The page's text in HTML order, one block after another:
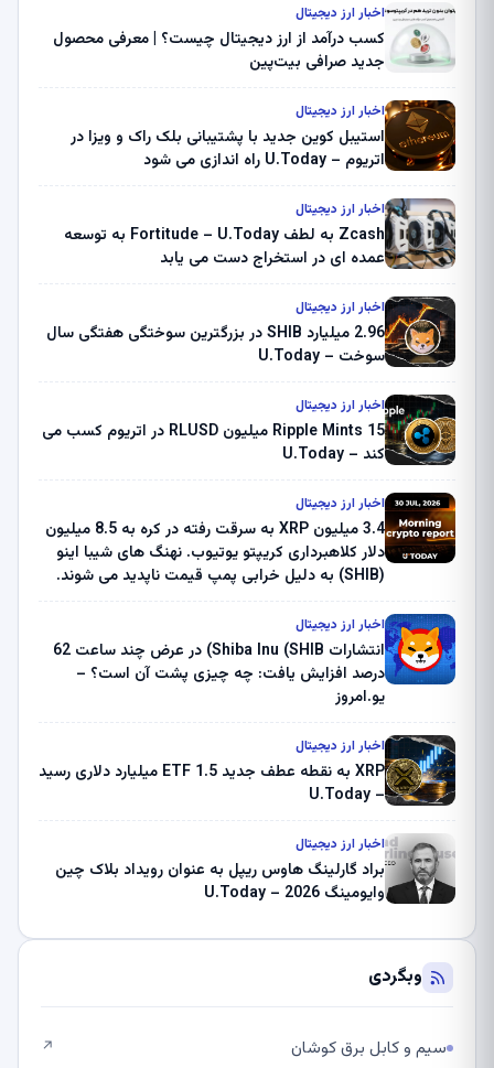
اخبار ارز دیجیتال
کسب درآمد از ارز دیجیتال چیست؟ | معرفی محصول
جدید صرافی بیت‌پین
اخبار ارز دیجیتال
استیبل کوین جدید با پشتیبانی بلک راک و ویزا در
اتریوم – U.Today راه اندازی می شود
اخبار ارز دیجیتال
Zcash به لطف Fortitude – U.Today به توسعه
عمده ای در استخراج دست می یابد
اخبار ارز دیجیتال
2.96 میلیارد SHIB در بزرگترین سوختگی هفتگی سال
سوخت – U.Today
اخبار ارز دیجیتال
Ripple Mints 15 میلیون RLUSD در اتریوم کسب می
کند – U.Today
اخبار ارز دیجیتال
3.4 میلیون XRP به سرقت رفته در کره به 8.5 میلیون
دلار کلاهبرداری کریپتو یوتیوب. نهنگ های شیبا اینو
(SHIB) به دلیل خرابی پمپ قیمت ناپدید می شوند.
ثبت کرد – گزارش کریپتو صبح – U.Today
اخبار ارز دیجیتال
انتشارات Shiba Inu (SHIB) در عرض چند ساعت 62
درصد افزایش یافت: چه چیزی پشت آن است؟ –
یو.امروز
اخبار ارز دیجیتال
XRP به نقطه عطف جدید ETF 1.5 میلیارد دلاری رسید
– U.Today
اخبار ارز دیجیتال
براد گارلینگ هاوس ریپل به عنوان رویداد بلاک چین
وایومینگ 2026 – U.Today
وبگردی
سیم و کابل برق کوشان ↗